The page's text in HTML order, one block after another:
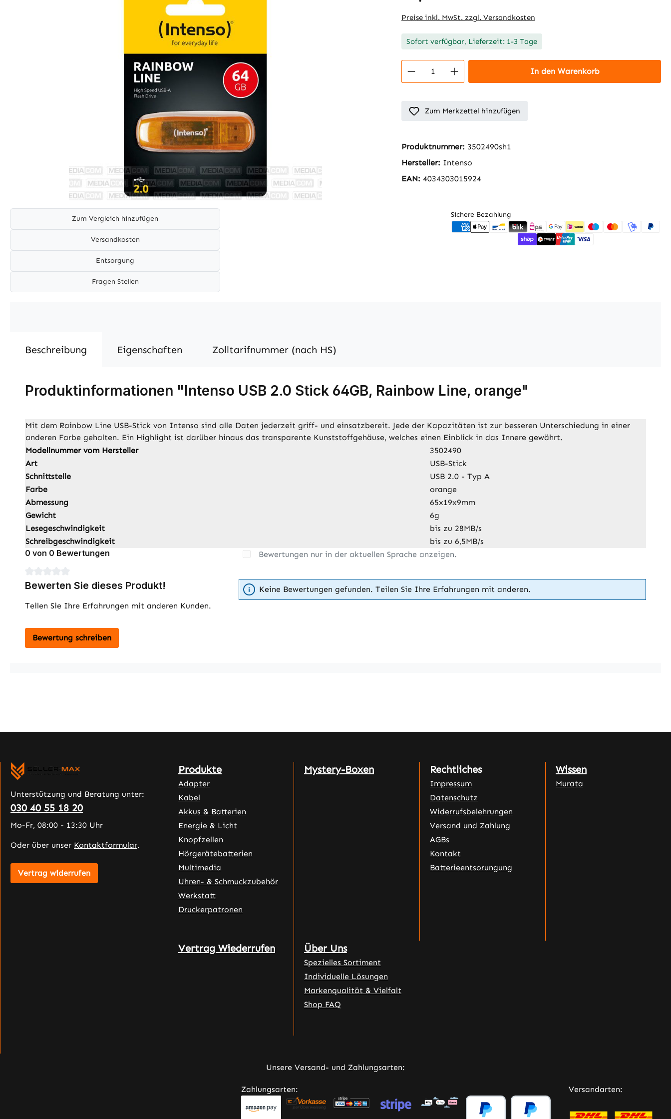
Preise inkl. MwSt. zzgl. Versandkosten
Sofort verfügbar, Lieferzeit: 1-3 Tage
Produkt Anzahl: Gib den gewünschten Wert
In den Warenkorb
Zum Merkzettel hinzufügen
Produktnummer: 3502490sh1
Hersteller: Intenso
EAN: 4034303015924
Zum Vergleich hinzufügen
Versandkosten
Entsorgung
Fragen Stellen
Sichere Bezahlung
Beschreibung Eigenschaften Zolltarifnummer (nach HS)
Produktinformationen "Intenso USB 2.0 Stick 64GB, Rainbow Line, orange"
Mit dem Rainbow Line USB-Stick von Intenso sind alle Daten jederzeit griff- und einsatzbereit. Jede der Kapazitäten ist zur besseren Unterschiedung in einer
anderen Farbe gehalten. Ein Highlight ist darüber hinaus das transparente Kunststoffgehäuse, welches einen Einblick in das Innere gewährt.
Modellnummer vom Hersteller
3502490
Art
USB-Stick
Schnittstelle
USB 2.0 - Typ A
Farbe
orange
Abmessung
65x19x9mm
Gewicht
6g
Lesegeschwindigkeit
bis zu 28MB/s
Schreibgeschwindigkeit
bis zu 6,5MB/s
0 von 0 Bewertungen
Durchschnittliche Bewertung von 0 von 5 Sternen
Bewerten Sie dieses Produkt!
Teilen Sie Ihre Erfahrungen mit anderen Kunden.
Bewertung schreiben
Bewertungen nur in der aktuellen Sprache anzeigen.
Keine Bewertungen gefunden. Teilen Sie Ihre Erfahrungen mit anderen.
Unterstützung und Beratung unter:
030 40 55 18 20
Mo-Fr, 08:00 - 13:30 Uhr
Oder über unser Kontaktformular.
Vertrag widerrufen
Produkte
Adapter
Kabel
Akkus & Batterien
Energie & Licht
Knopfzellen
Hörgerätebatterien
Multimedia
Uhren- & Schmuckzubehör
Werkstatt
Druckerpatronen
Mystery-Boxen Rechtliches
Impressum
Datenschutz
Widerrufsbelehrungen
Versand und Zahlung
AGBs
Kontakt
Batterieentsorungung
Wissen
Murata
Vertrag Wiederrufen Über Uns
Spezielles Sortiment
Individuelle Lösungen
Markenqualität & Vielfalt
Shop FAQ
Unsere Versand- und Zahlungsarten:
Zahlungsarten: Versandarten: